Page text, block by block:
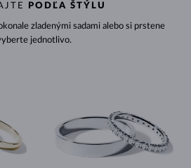
PODĽA ŠTÝLU
zladenými sadami alebo si prstene
jednotlivo.